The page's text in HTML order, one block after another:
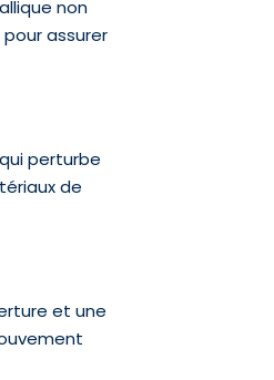
non
assurer
perturbe
de
et une